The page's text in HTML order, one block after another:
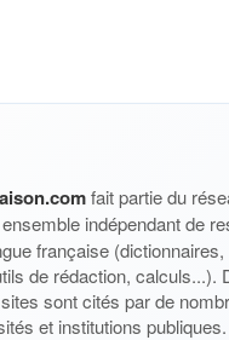
fait partie du
indépendant de
française (dictionnaires,
de rédaction, calculs...).
sont cités par de
et institutions publiques.